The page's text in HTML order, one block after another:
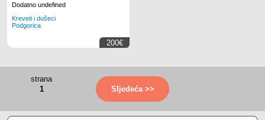
Dodatno undefined
Kreveti i dušeci
Podgorica
200€
1 Sljedeća >>